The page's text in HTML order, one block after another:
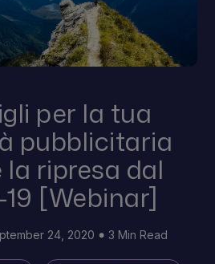
per la tua
pubblicitaria
ripresa dal
[Webinar]
24, 2020 3 Min Read